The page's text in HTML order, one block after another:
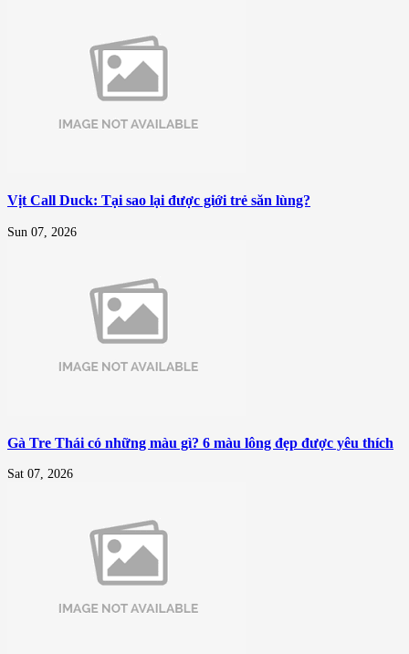
Vịt Call Duck: Tại sao lại được giới trẻ săn lùng?
Sun 07, 2026
Gà Tre Thái có những màu gì? 6 màu lông đẹp được yêu thích
Sat 07, 2026